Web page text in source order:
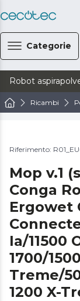
Categorie
Robot
Ricambi
Riferimento:
Mop v.1
Conga
Ergowet
Ia/11500
1700/
Treme/
1200 X-